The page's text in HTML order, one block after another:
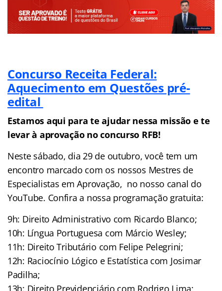
Concurso Receita Federal:
Aquecimento em Questões pré-
edital
Estamos aqui para te ajudar nessa missão e te
levar à aprovação no concurso RFB!
Neste sábado, dia 29 de outubro, você tem um
encontro marcado com os nossos Mestres de
Especialistas em Aprovação, no nosso canal do
YouTube. Confira a nossa programação gratuita:
9h: Direito Administrativo com Ricardo Blanco;
10h: Língua Portuguesa com Márcio Wesley;
11h: Direito Tributário com Felipe Pelegrini;
12h: Raciocínio Lógico e Estatística com Josimar
Padilha;
13h: Direito Previdenciário com Rodrigo Lima;